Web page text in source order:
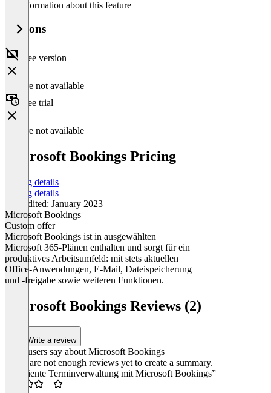
No information about this feature
Versions
Free version
Feature not available
Free trial
Feature not available
Microsoft Bookings Pricing
Pricing details
Pricing details
Last edited: January 2023
Microsoft Bookings
Custom offer
Microsoft Bookings ist in ausgewählten
Microsoft 365-Plänen enthalten und sorgt für ein
produktives Arbeitsumfeld: mit stets aktuellen
Office-Anwendungen, E-Mail, Dateispeicherung
und -freigabe sowie weiteren Funktionen.
Microsoft Bookings Reviews (2)
Write a review
What users say about Microsoft Bookings
There are not enough reviews yet to create a summary.
“Effiziente Terminverwaltung mit Microsoft Bookings”